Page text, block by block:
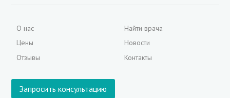
О нас
Цены
Отзывы
Найти врача
Новости
Контакты
Запросить консультацию